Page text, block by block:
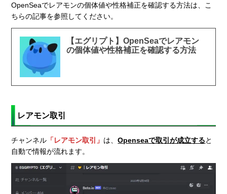
OpenSeaでレアモンの個体値や性格補正を確認する方法は、こ
ちらの記事を参照してください。
【エグリプト】OpenSeaでレアモン
の個体値や性格補正を確認する方法
レアモン取引
チャンネル 「レアモン取引」 は、Openseaで取引が成立すると
自動で情報が流れます。